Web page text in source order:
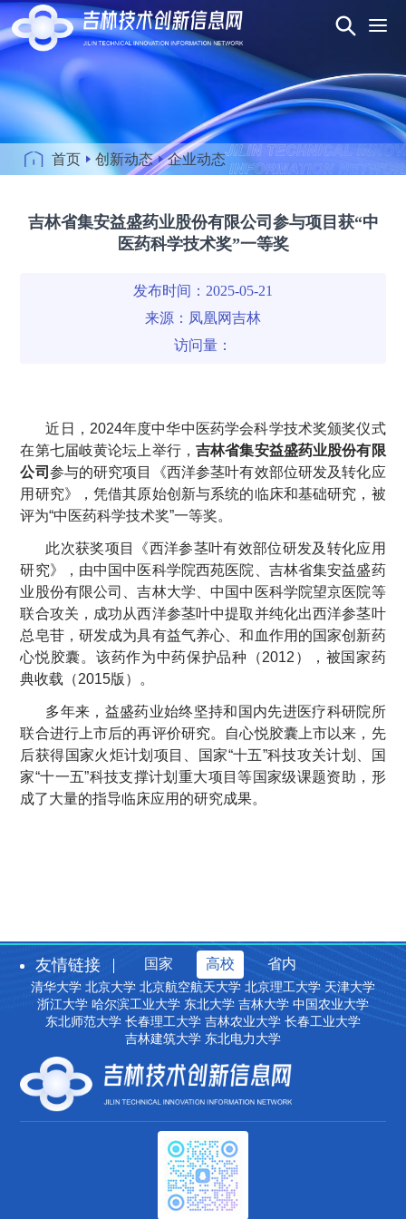
首页 创新动态 企业动态
吉林省集安益盛药业股份有限公司参与项目获“中
医药科学技术奖”一等奖
发布时间：2025-05-21
来源： 凤凰网吉林
访问量：
近日，2024年度中华中医药学会科学技术奖颁奖仪式
在第七届岐黄论坛上举行， 吉林省集安益盛药业股份有限
公司 参与的研究项目《西洋参茎叶有效部位研发及转化应
用研究》，凭借其原始创新与系统的临床和基础研究，被
评为“中医药科学技术奖”一等奖。
此次获奖项目《西洋参茎叶有效部位研发及转化应用
研究》，由中国中医科学院西苑医院、吉林省集安益盛药
业股份有限公司、吉林大学、中国中医科学院望京医院等
联合攻关，成功从西洋参茎叶中提取并纯化出西洋参茎叶
总皂苷，研发成为具有益气养心、和血作用的国家创新药
心悦胶囊。该药作为中药保护品种（2012），被国家药
典收载（2015版）。
多年来，益盛药业始终坚持和国内先进医疗科研院所
联合进行上市后的再评价研究。自心悦胶囊上市以来，先
后获得国家火炬计划项目、国家“十五”科技攻关计划、国
家“十一五”科技支撑计划重大项目等国家级课题资助，形
成了大量的指导临床应用的研究成果。
友情链接 国家 高校 省内
清华大学 北京大学 北京航空航天大学 北京理工大学 天津大学
浙江大学 哈尔滨工业大学 东北大学 吉林大学 中国农业大学
东北师范大学 长春理工大学 吉林农业大学 长春工业大学
吉林建筑大学 东北电力大学